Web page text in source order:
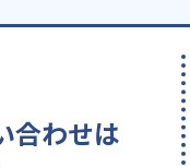
合わせは